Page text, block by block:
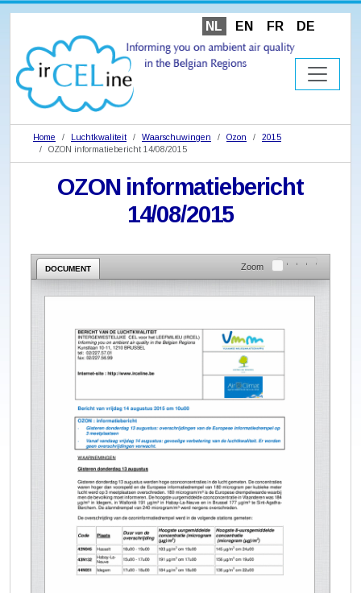
NL EN FR DE
Home Luchtkwaliteit Waarschuwingen Ozon
2015
OZON informatiebericht 14/08/2015
OZON informatiebericht
14/08/2015
DOCUMENT Zoom